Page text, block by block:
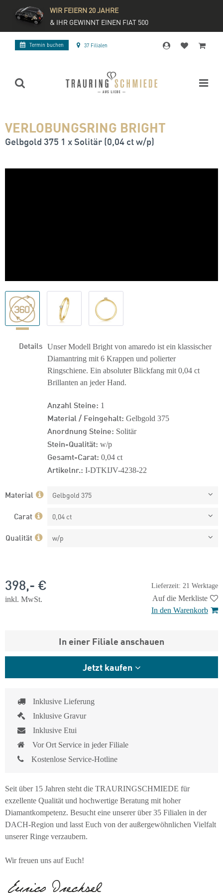
WIR FEIERN 20 JAHRE
& IHR GEWINNT EINEN FIAT 500
Termin buchen 37 Filialen
VERLOBUNGSRING BRIGHT
Gelbgold 375 1 x Solitär (0,04 ct w/p)
Details Unser Modell Bright von amaredo ist ein klassischer
Diamantring mit 6 Krappen und polierter
Ringschiene. Ein absoluter Blickfang mit 0,04 ct
Brillanten an jeder Hand.
Anzahl Steine: 1
Material / Feingehalt: Gelbgold 375
Anordnung Steine: Solitär
Stein-Qualität: w/p
Gesamt-Carat: 0,04 ct
Artikelnr.: I-DTKIJV-4238-22
Material Gelbgold 375
Carat 0,04 ct
Qualität w/p
Lieferzeit: 21 Werktage
398,- €
inkl. MwSt.
Auf die Merkliste
In den Warenkorb
In einer Filiale anschauen
Jetzt kaufen
Inklusive Lieferung
Inklusive Gravur
Inklusive Etui
Vor Ort Service in jeder Filiale
Kostenlose Service-Hotline
Seit über 15 Jahren steht die TRAURINGSCHMIEDE für
exzellente Qualität und hochwertige Beratung mit hoher
Diamantkompetenz. Besucht eine unserer über 35 Filialen in der
DACH-Region und lasst Euch von der außergewöhnlichen Vielfalt
unserer Ringe verzaubern.
Wir freuen uns auf Euch!